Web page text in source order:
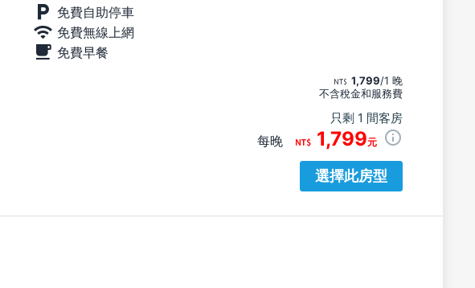
免費自助停車
免費無線上網
免費早餐
1,799/1 晚
不含稅金和服務費
只剩 1 間客房
每晚 1,799元
選擇此房型